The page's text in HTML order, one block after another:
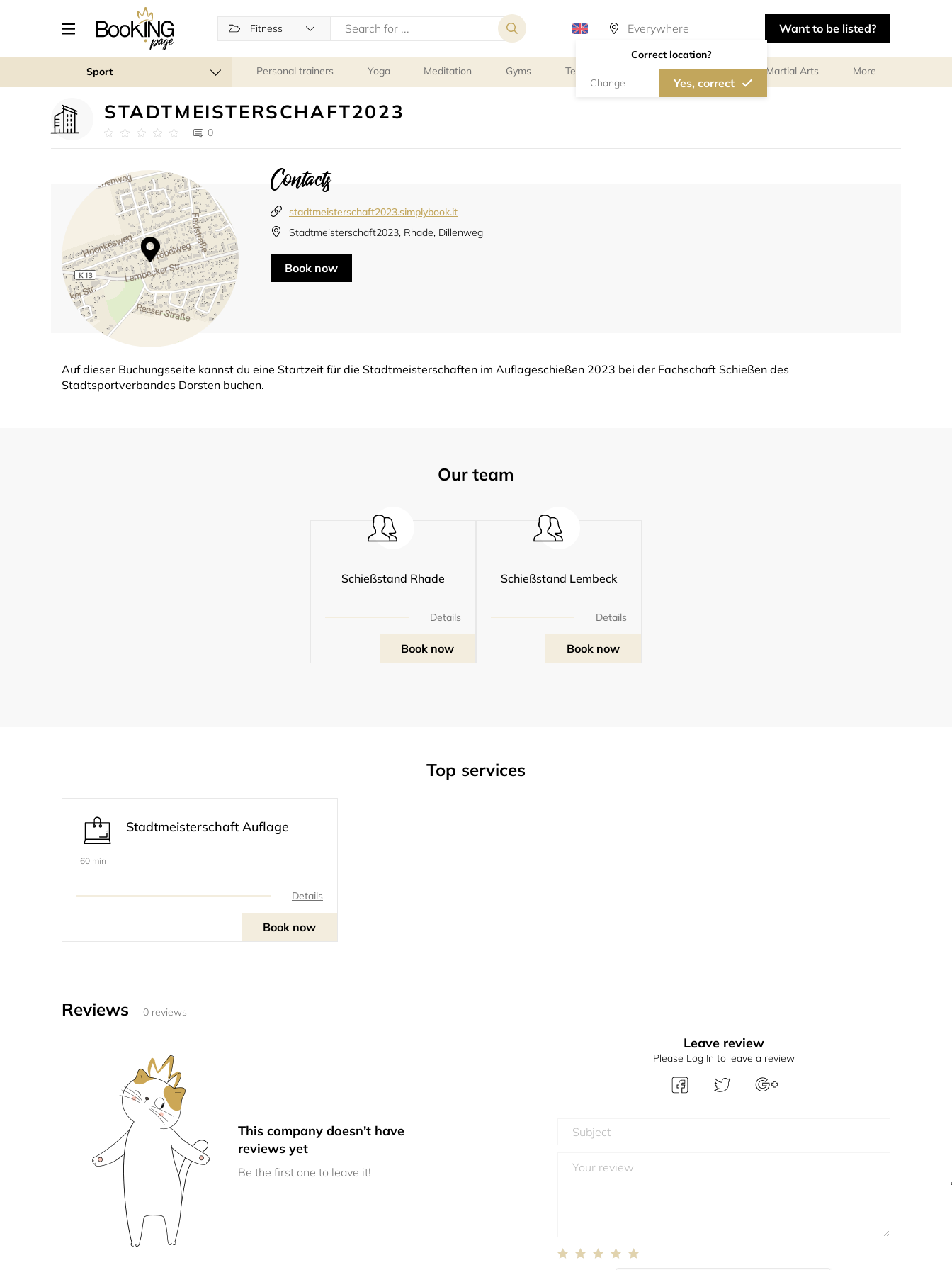
Fitness
Correct location?
Change Yes, correct
Want to be listed?
Sport Personal trainers Yoga Meditation Gyms Tennis Gymnastics Martial Arts More
STADTMEISTERSCHAFT2023
0
Contacts
stadtmeisterschaft2023.simplybook.it
Stadtmeisterschaft2023, Rhade, Dillenweg
Book now
Auf dieser Buchungsseite kannst du eine Startzeit für die Stadtmeisterschaften im Auflageschießen 2023 bei der Fachschaft Schießen des
Stadtsportverbandes Dorsten buchen.
Our team
Schießstand Rhade
Details
Book now
Schießstand Lembeck
Details
Book now
Top services
Stadtmeisterschaft Auflage
60 min
Details
Book now
Reviews 0 reviews
This company doesn't have
reviews yet
Be the first one to leave it!
Leave review
Please Log In to leave a review